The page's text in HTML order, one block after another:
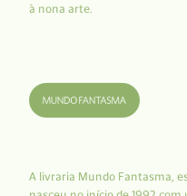
à nona arte.
A livraria Mundo Fantasma,